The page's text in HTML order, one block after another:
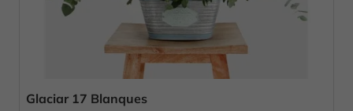
Glaciar 17 Blanques